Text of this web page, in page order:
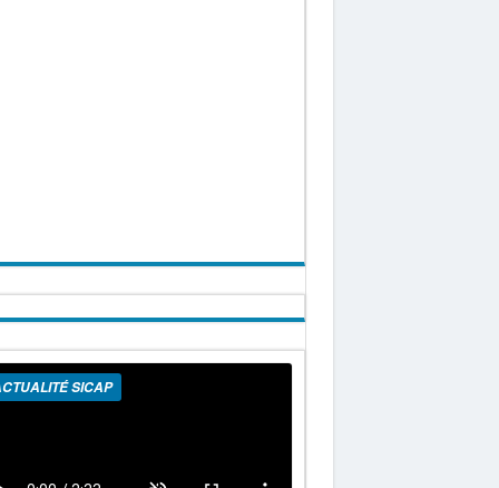
SICAP